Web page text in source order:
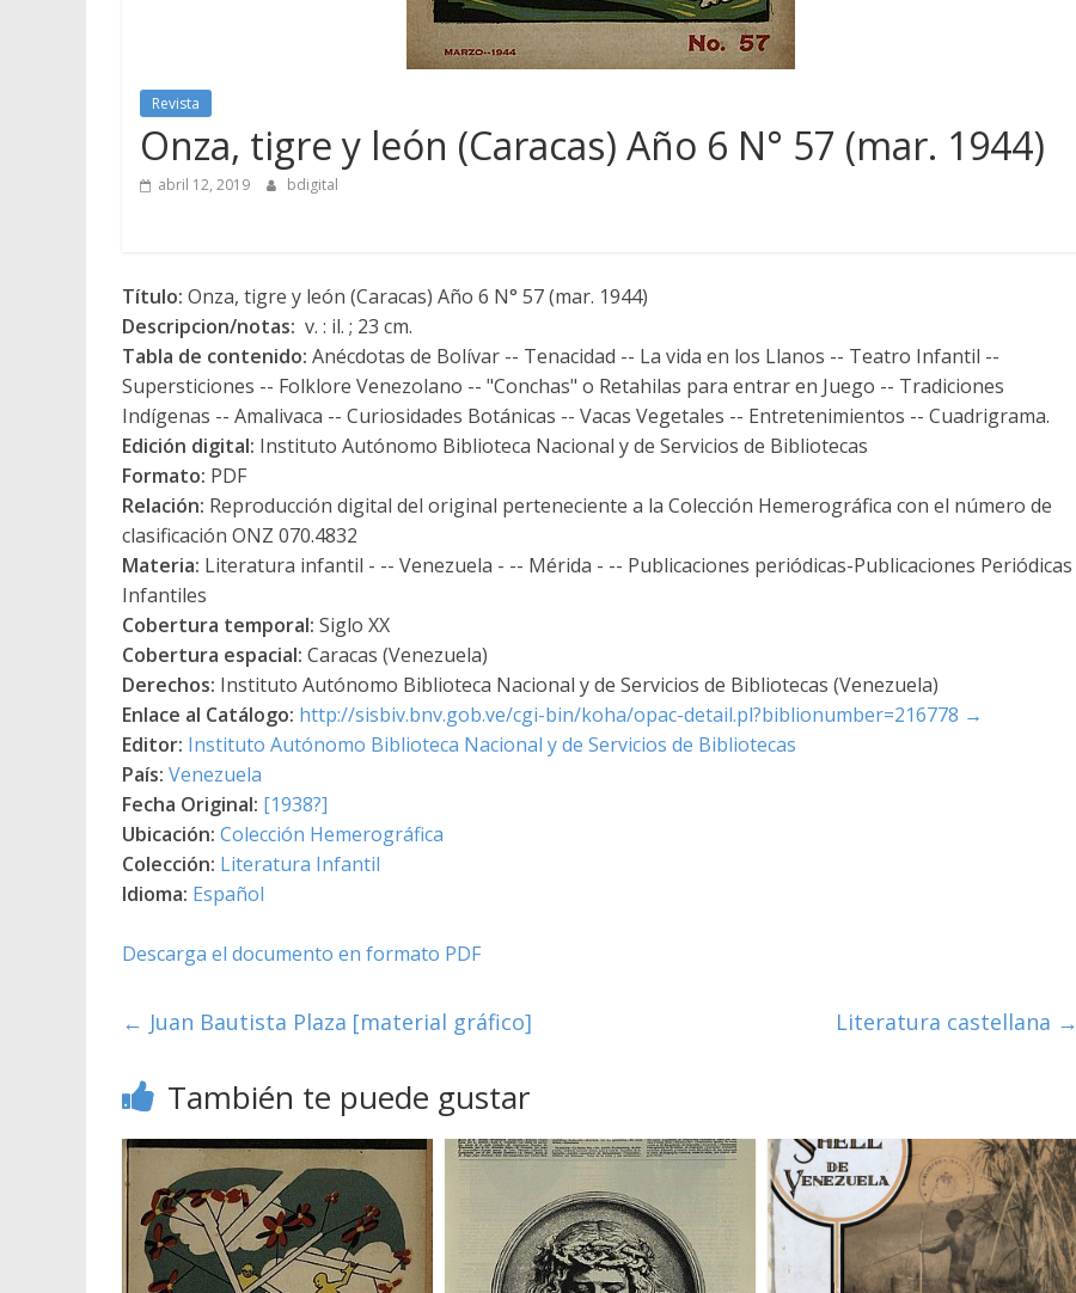
Revista
Onza, tigre y león (Caracas) Año 6 N° 57 (mar. 1944)
abril 12, 2019 bdigital
Título: Onza, tigre y león (Caracas) Año 6 N° 57 (mar. 1944)
Descripcion/notas: v. : il. ; 23 cm.
Tabla de contenido: Anécdotas de Bolívar -- Tenacidad -- La vida en los Llanos -- Teatro Infantil --
Supersticiones -- Folklore Venezolano -- "Conchas" o Retahilas para entrar en Juego -- Tradiciones
Indígenas -- Amalivaca -- Curiosidades Botánicas -- Vacas Vegetales -- Entretenimientos -- Cuadrigrama.
Edición digital: Instituto Autónomo Biblioteca Nacional y de Servicios de Bibliotecas
Formato: PDF
Relación: Reproducción digital del original perteneciente a la Colección Hemerográfica con el número de
clasificación ONZ 070.4832
Materia: Literatura infantil - -- Venezuela - -- Mérida - -- Publicaciones periódicas-Publicaciones Periódicas
Infantiles
Cobertura temporal: Siglo XX
Cobertura espacial: Caracas (Venezuela)
Derechos: Instituto Autónomo Biblioteca Nacional y de Servicios de Bibliotecas (Venezuela)
Enlace al Catálogo: http://sisbiv.bnv.gob.ve/cgi-bin/koha/opac-detail.pl?biblionumber=216778 →
Editor: Instituto Autónomo Biblioteca Nacional y de Servicios de Bibliotecas
País: Venezuela
Fecha Original: [1938?]
Ubicación: Colección Hemerográfica
Colección: Literatura Infantil
Idioma: Español
Descarga el documento en formato PDF
← Juan Bautista Plaza [material gráfico] Literatura castellana →
También te puede gustar